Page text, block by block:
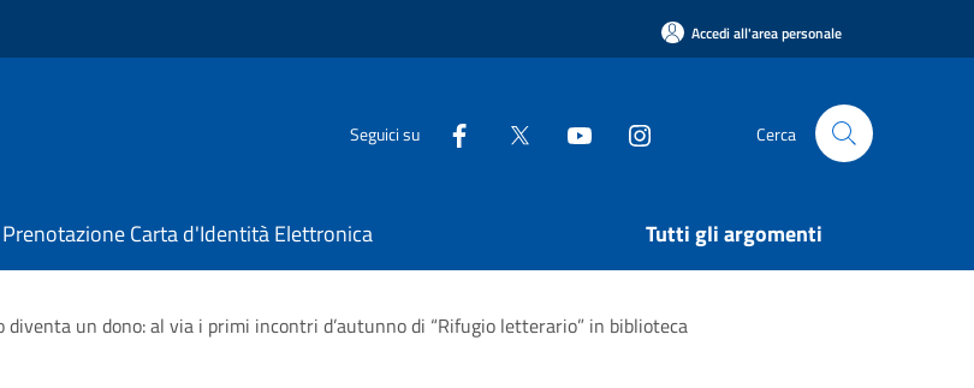
Accedi all'area personale
Seguici su Cerca
Prenotazione Carta d'Identità Elettronica Tutti gli argomenti
un dono: al via i primi incontri d’autunno di “Rifugio letterario” in biblioteca